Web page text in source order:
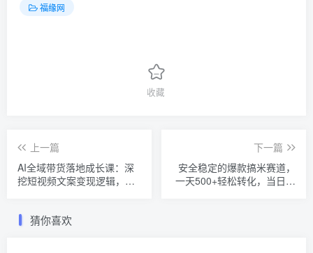
福缘网
收藏
上一篇
AI全域带货落地成长课：深
挖短视频文案变现逻辑，参
下一篇
安全稳定的爆款搞米赛道，
一天500+轻松转化，当日即
猜你喜欢